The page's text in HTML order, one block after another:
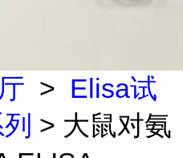
> Elisa试
> 大鼠对氨